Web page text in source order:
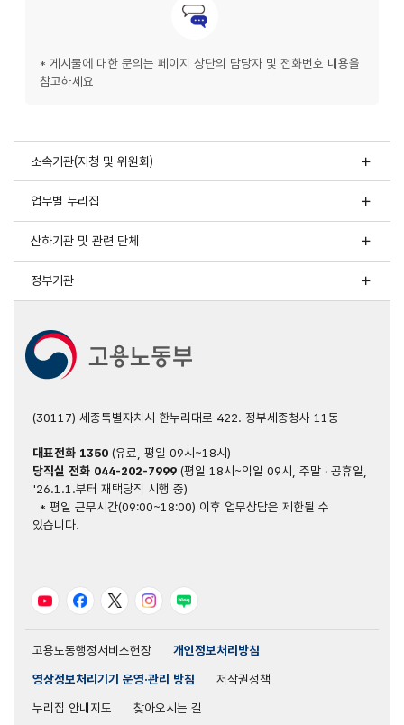
* 게시물에 대한 문의는 페이지 상단의 담당자 및 전화번호 내용을
참고하세요
소속기관(지청 및 위원회)
업무별 누리집
산하기관 및 관련 단체
정부기관
(30117) 세종특별자치시 한누리대로 422. 정부세종청사 11동
대표전화 1350(유료, 평일 09시~18시)
당직실 전화 044-202-7999(평일 18시~익일 09시, 주말 · 공휴일,
'26.1.1.부터 재택당직 시행 중)
* 평일 근무시간(09:00~18:00) 이후 업무상담은 제한될 수
있습니다.
유튜브 페이스북트위터 인스타그램
블로그
고용노동행정서비스헌장
개인정보처리방침
영상정보처리기기 운영·관리 방침
저작권정책
누리집 안내지도
찾아오시는 길